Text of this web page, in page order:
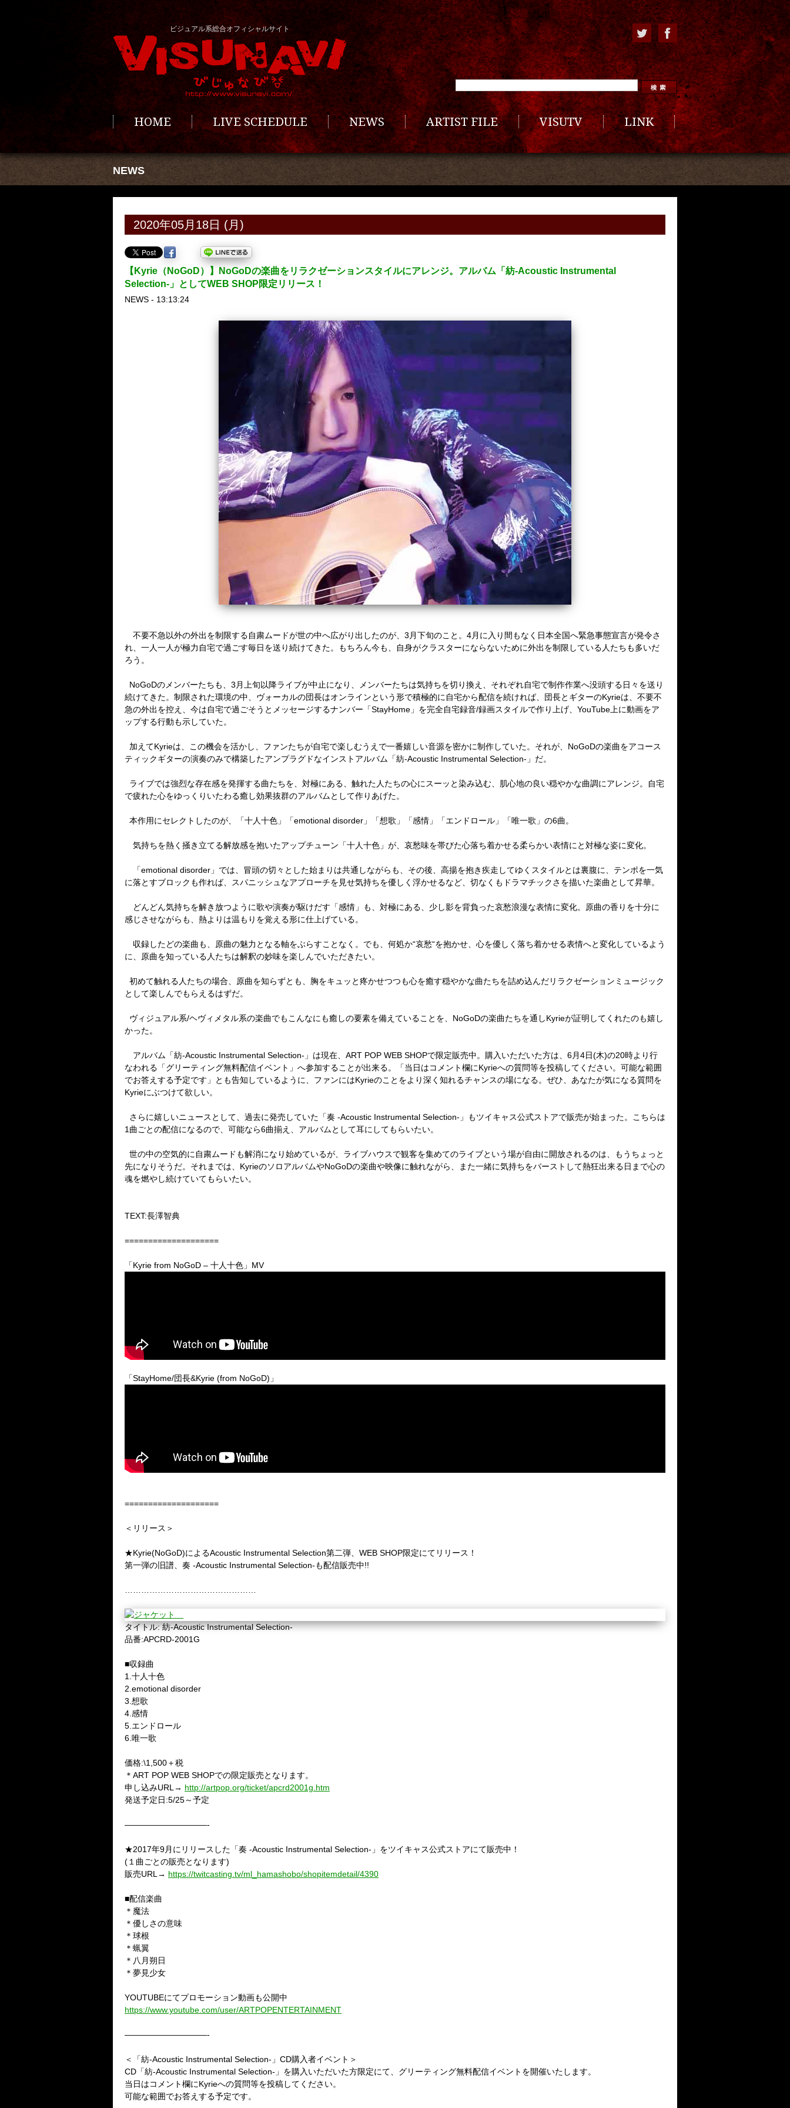
ビジュアル系総合オフィシャルサイト
HOME LIVE SCHEDULE NEWS ARTIST FILE VISUTV LINK
NEWS
2020年05月18日 (月)
【Kyrie（NoGoD）】NoGoDの楽曲をリラクゼーションスタイルにアレンジ。アルバム「紡-Acoustic Instrumental
Selection-」としてWEB SHOP限定リリース！
NEWS - 13:13:24
不要不急以外の外出を制限する自粛ムードが世の中へ広がり出したのが、 3 月下旬のこと。 4月に入り間もなく日本全国へ緊急事態宣言が発令さ
れ、一人一人が極力自宅で過ごす毎日を送り続けてきた。もちろん今も、自身がクラスターにならないために外出を制限している人たちも多いだ
ろう。
NoGoDのメンバーたちも、 3 月上旬以降ライブが中止になり、メンバーたちは気持ちを切り換え、それぞれ自宅で制作作業へ没頭する日々を送り
続けてきた。制限された環境の中、ヴォーカルの団長はオンラインという形で積極的に自宅から配信を続ければ、団長とギターのKyrieは、不要不
急の外出を控え、今は自宅で過ごそうとメッセージするナンバー「StayHome 」を完全自宅録音/録画スタイルで作り上げ、 YouTube 上に動画をア
ップする行動も示していた。
加えてKyrieは、この機会を活かし、ファンたちが自宅で楽しむうえで一番嬉しい音源を密かに制作していた。それが、 NoGoDの楽曲をアコース
ティックギターの演奏のみで構築したアンプラグドなインストアルバム「紡-Acoustic Instrumental Selection- 」だ。
ライブでは強烈な存在感を発揮する曲たちを、対極にある、触れた人たちの心にスーッと染み込む、肌心地の良い穏やかな曲調にアレンジ。自宅
で疲れた心をゆっくりいたわる癒し効果抜群のアルバムとして作りあげた。
本作用にセレクトしたのが、「十人十色」「emotional disorder 」「想歌」「感情」「エンドロール」「唯一歌」の6曲。
気持ちを熱く掻き立てる解放感を抱いたアップチューン「十人十色」が、哀愁味を帯びた心落ち着かせる柔らかい表情にと対極な姿に変化。
「emotional disorder 」では、冒頭の切々とした始まりは共通しながらも、その後、高揚を抱き疾走してゆくスタイルとは裏腹に、テンポを一気
に落とすブロックも作れば、スパニッシュなアプローチを見せ気持ちを優しく浮かせるなど、切なくもドラマチックさを描いた楽曲として昇華。
どんどん気持ちを解き放つように歌や演奏が駆けだす「感情」も、対極にある、少し影を背負った哀愁浪漫な表情に変化。原曲の香りを十分に
感じさせながらも、熱よりは温もりを覚える形に仕上げている。
収録したどの楽曲も、原曲の魅力となる軸をぶらすことなく。でも、何処か“哀愁“を抱かせ、心を優しく落ち着かせる表情へと変化しているよう
に、原曲を知っている人たちは解釈の妙味を楽しんでいただきたい。
初めて触れる人たちの場合、原曲を知らずとも、胸をキュッと疼かせつつも心を癒す穏やかな曲たちを詰め込んだリラクゼーションミュージック
として楽しんでもらえるはずだ。
ヴィジュアル系/ヘヴィメタル系の楽曲でもこんなにも癒しの要素を備えていることを、 NoGoDの楽曲たちを通しKyrieが証明してくれたのも嬉し
かった。
アルバム「紡-Acoustic Instrumental Selection- 」は現在、 ART POP WEB SHOPで限定販売中。購入いただいた方は、 6月4日(木)の20時より行
なわれる「グリーティング無料配信イベント」へ参加することが出来る。「当日はコメント欄にKyrieへの質問等を投稿してください。可能な範囲
でお答えする予定です」とも告知しているように、ファンにはKyrieのことをより深く知れるチャンスの場になる。ぜひ、あなたが気になる質問を
Kyrieにぶつけて欲しい。
さらに嬉しいニュースとして、過去に発売していた「奏 -Acoustic Instrumental Selection- 」もツイキャス公式ストアで販売が始まった。こちらは
1 曲ごとの配信になるので、可能なら6曲揃え、アルバムとして耳にしてもらいたい。
世の中の空気的に自粛ムードも解消になり始めているが、ライブハウスで観客を集めてのライブという場が自由に開放されるのは、もうちょっと
先になりそうだ。それまでは、 KyrieのソロアルバムやNoGoDの楽曲や映像に触れながら、また一緒に気持ちをバーストして熱狂出来る日まで心の
魂を燃やし続けていてもらいたい。
TEXT:長澤智典
====================
「Kyrie from NoGoD – 十人十色」 MV
「StayHome/団長&Kyrie (from NoGoD) 」
====================
＜リリース＞
★Kyrie(NoGoD)によるAcoustic Instrumental Selection第二弾、 WEB SHOP限定にてリリース！
第一弾の旧譜、奏 -Acoustic Instrumental Selection-も配信販売中!!
タイトル:紡-Acoustic Instrumental Selection-
品番:APCRD-2001G
■収録曲
1. 十人十色
2.emotional disorder
3. 想歌
4. 感情
5. エンドロール
6. 唯一歌
価格:\1,500＋税
＊ ART POP WEB SHOPでの限定販売となります。
申し込みURL → http://artpop.org/ticket/apcrd2001g.htm
発送予定日:5/25～予定
——————————-
★2017年9月にリリースした「奏 -Acoustic Instrumental Selection-」 をツイキャス公式ストアにて販売中！
(１曲ごとの販売となります)
販売URL → https://twitcasting.tv/ml_hamashobo/shopitemdetail/4390
■配信楽曲
＊魔法
＊優しさの意味
＊球根
＊蝋翼
＊八月朔日
＊夢見少女
YOUTUBEにてプロモーション動画も公開中
https://www.youtube.com/user/ARTPOPENTERTAINMENT
——————————-
＜「紡-Acoustic Instrumental Selection- 」 CD購入者イベント＞
CD 「紡-Acoustic Instrumental Selection- 」を購入いただいた方限定にて、 グリーティング無料配信イベントを開催いたします。
当日はコメント欄にKyrieへの質問等を投稿してください。
可能な範囲でお答えする予定です。